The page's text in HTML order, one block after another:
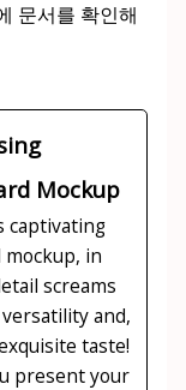
문서를 확인해
Mockup
captivating
in
screams
and,
taste!
present your